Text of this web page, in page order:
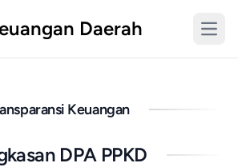
Daerah
Keuangan
DPA PPKD